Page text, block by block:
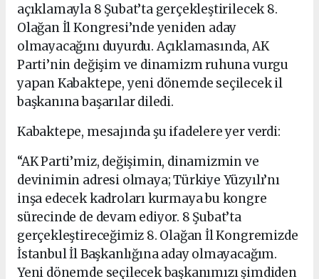
açıklamayla 8 Şubat’ta gerçekleştirilecek 8.
Olağan İl Kongresi’nde yeniden aday
olmayacağını duyurdu. Açıklamasında, AK
Parti’nin değişim ve dinamizm ruhuna vurgu
yapan Kabaktepe, yeni dönemde seçilecek il
başkanına başarılar diledi.
Kabaktepe, mesajında şu ifadelere yer verdi:
“AK Parti’miz, değişimin, dinamizmin ve
devinimin adresi olmaya; Türkiye Yüzyılı’nı
inşa edecek kadroları kurmaya bu kongre
sürecinde de devam ediyor. 8 Şubat’ta
gerçekleştireceğimiz 8. Olağan İl Kongremizde
İstanbul İl Başkanlığına aday olmayacağım.
Yeni dönemde seçilecek başkanımızı şimdiden